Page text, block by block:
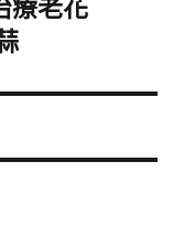
療老花